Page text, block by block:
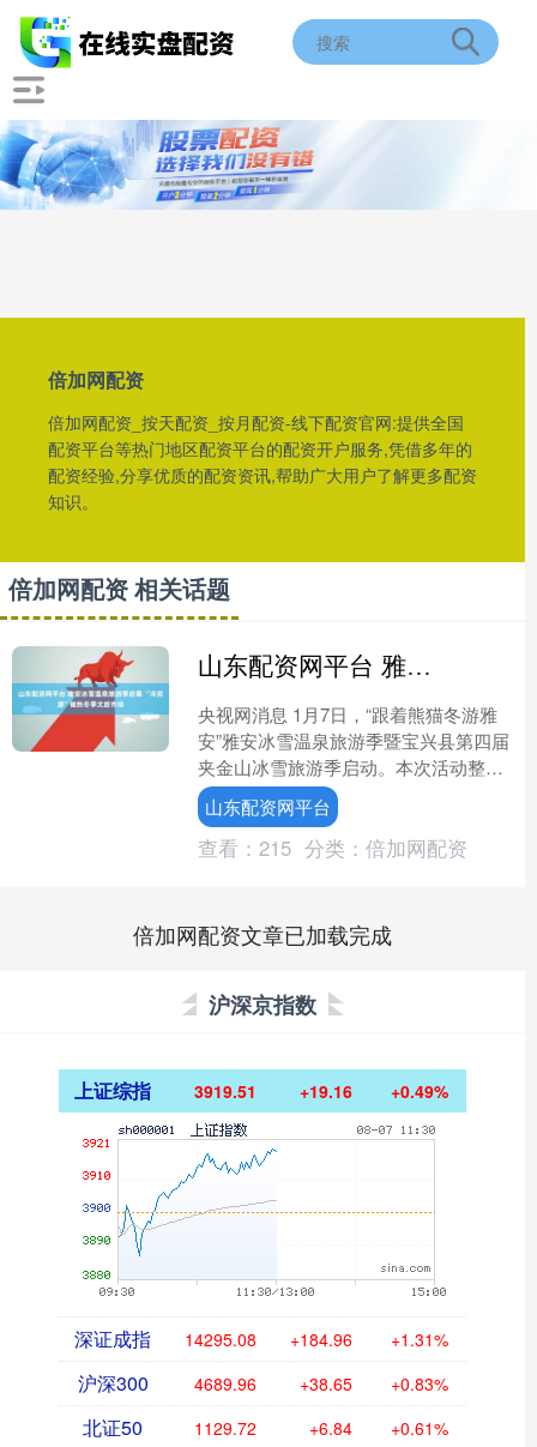
倍加网配资
倍加网配资_按天配资_按月配资-线下配资官网:提供全国
配资平台等热门地区配资平台的配资开户服务,凭借多年的
配资经验,分享优质的配资资讯,帮助广大用户了解更多配资
知识。
倍加网配资 相关话题
山东配资网平台 雅安冰雪温泉旅游季启幕 “冷资源”催热冬季文旅市场
央视网消息 1月7日，“跟着熊猫冬游雅
安”雅安冰雪温泉旅游季暨宝兴县第四届
夹金山冰雪旅游季启动。本次活动整合
当地独特的冰雪、温泉、阳光与大熊猫
资源，推出系列冬季....
山东配资网平台
查看： 215 分类： 倍加网配资
倍加网配资文章已加载完成
沪深京指数
上证综指 3919.51 +19.16 +0.49%
深证成指 14295.08 +184.96 +1.31%
沪深300 4689.96 +38.65 +0.83%
北证50 1129.72 +6.84 +0.61%